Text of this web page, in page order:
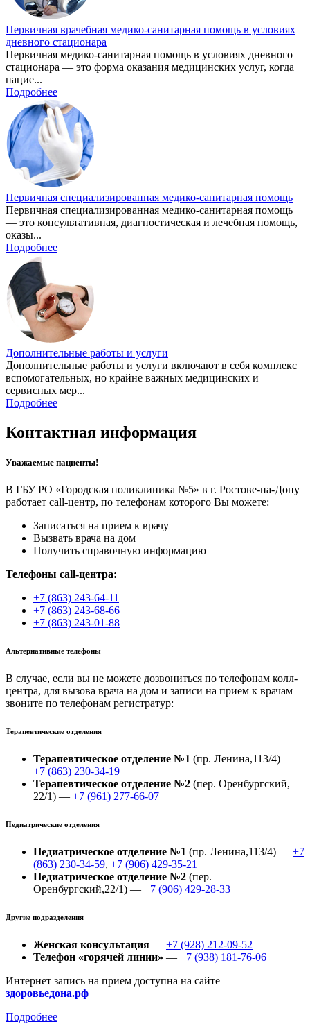
Первичная врачебная медико-санитарная помощь в условиях
дневного стационара
Первичная медико-санитарная помощь в условиях дневного
стационара — это форма оказания медицинских услуг, когда
пацие...
Подробнее
Первичная специализированная медико-санитарная помощь
Первичная специализированная медико-санитарная помощь
— это консультативная, диагностическая и лечебная помощь,
оказы...
Подробнее
Дополнительные работы и услуги
Дополнительные работы и услуги включают в себя комплекс
вспомогательных, но крайне важных медицинских и
сервисных мер...
Подробнее
Контактная информация
Уважаемые пациенты!
В ГБУ РО «Городская поликлиника №5» в г. Ростове-на-Дону
работает call-центр, по телефонам которого Вы можете:
Записаться на прием к врачу
Вызвать врача на дом
Получить справочную информацию
Телефоны call-центра:
+7 (863) 243-64-11
+7 (863) 243-68-66
+7 (863) 243-01-88
Альтернативные телефоны
В случае, если вы не можете дозвониться по телефонам колл-
центра, для вызова врача на дом и записи на прием к врачам
звоните по телефонам регистратур:
Терапевтические отделения
Терапевтическое отделение №1 (пр. Ленина,113/4) —
+7 (863) 230-34-19
Терапевтическое отделение №2 (пер. Оренбургский,
22/1) — +7 (961) 277-66-07
Педиатрические отделения
Педиатрическое отделение №1 (пр. Ленина,113/4) — +7
(863) 230-34-59, +7 (906) 429-35-21
Педиатрическое отделение №2 (пер.
Оренбургский,22/1) — +7 (906) 429-28-33
Другие подразделения
Женская консультация — +7 (928) 212-09-52
Телефон «горячей линии» — +7 (938) 181-76-06
Интернет запись на прием доступна на сайте
здоровьедона.рф
Подробнее